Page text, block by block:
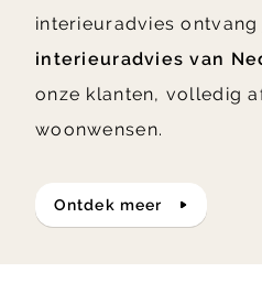
interieuradvies ontvang
interieuradvies van
onze klanten, volledig
woonwensen.
ontdek meer